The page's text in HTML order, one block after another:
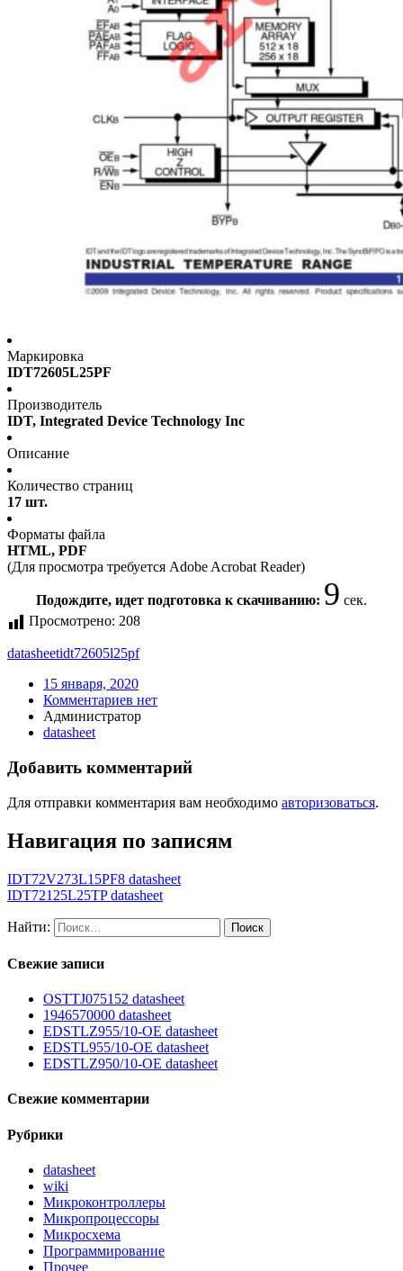
Маркировка
IDT72605L25PF
Производитель
IDT, Integrated Device Technology Inc
Описание
Количество страниц
17 шт.
Форматы файла
HTML, PDF
(Для просмотра требуется Adobe Acrobat Reader)
Подождите, идет подготовка к скачиванию: 9 сек.
Просмотрено: 208
datasheetidt72605l25pf
15 января, 2020
Комментариев нет
Администратор
datasheet
Добавить комментарий
Для отправки комментария вам необходимо авторизоваться.
Навигация по записям
IDT72V273L15PF8 datasheet
IDT72125L25TP datasheet
Найти:
Свежие записи
OSTTJ075152 datasheet
1946570000 datasheet
EDSTLZ955/10-OE datasheet
EDSTL955/10-OE datasheet
EDSTLZ950/10-OE datasheet
Свежие комментарии
Рубрики
datasheet
wiki
Микроконтроллеры
Микропроцессоры
Микросхема
Программирование
Прочее